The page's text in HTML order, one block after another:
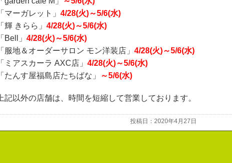
「マーガレット」 4/28(火)～5/6(水)
「輝 きらら」 4/28(火)～5/6(水)
「Bell」 4/28(火)～5/6(水)
「服地＆オーダーサロン モン洋装店」 4/28(火)～5/6(水)
「ミアスカーラ AXC店」 4/28(火)～5/6(水)
「たんす屋福島店たちばな」
～5/6(水)
上記以外の店舗は、時間を短縮して営業しております。
投稿日：2020年4月27日